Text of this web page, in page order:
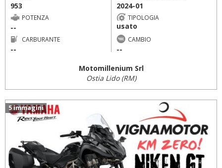
953 2024-01
POTENZA
--
TIPOLOGIA
usato
CARBURANTE
--
CAMBIO
--
Motomillenium Srl
Ostia Lido (RM)
5 immagini